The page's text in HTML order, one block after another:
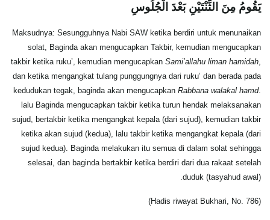
يَقُومُ مِنَ الثِّنْتَيْنِ بَعْدَ الْجُلُوسِ ‏
Maksudnya: Sesungguhnya Nabi SAW ketika berdiri untuk menunaikan
solat, Baginda akan mengucapkan Takbir, kemudian mengucapkan
takbir ketika ruku’, kemudian mengucapkan Sami’allahu liman hamidah,
dan ketika mengangkat tulang punggungnya dari ruku’ dan berada pada
kedudukan tegak, baginda akan mengucapkan Rabbana walakal hamd.
lalu Baginda mengucapkan takbir ketika turun hendak melaksanakan
sujud, bertakbir ketika mengangkat kepala (dari sujud), kemudian takbir
ketika akan sujud (kedua), lalu takbir ketika mengangkat kepala (dari
sujud kedua). Baginda melakukan itu semua di dalam solat sehingga
selesai, dan baginda bertakbir ketika berdiri dari dua rakaat setelah
duduk (tasyahud awal).
(Hadis riwayat Bukhari, No. 786)